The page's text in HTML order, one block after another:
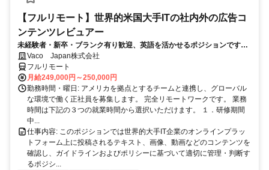
【フルリモート】世界的米国大手ITの社内外の広告コ
ンテンツレビュアー
未経験者・新卒・ブランク有り歓迎、英語を活かせるポジションです。
完全リモート
Vaco Japan株式会社
フルリモート
月給249,000円～250,000円
勤務時間・曜日: アメリカを拠点とするチームと連携し、グローバル
な環境で働く正社員を募集します。 完全リモートワークです。 業務
時間は下記の３つの就業時間から選択いただけます。 １．研修期間
中...
仕事内容: このポジションでは世界的大手IT企業のオンラインプラッ
トフォーム上に投稿されるテキスト、画像、動画などのコンテンツを
確認し、ガイドラインおよびポリシーに基づいて適切に管理・判断す
るポジシ...